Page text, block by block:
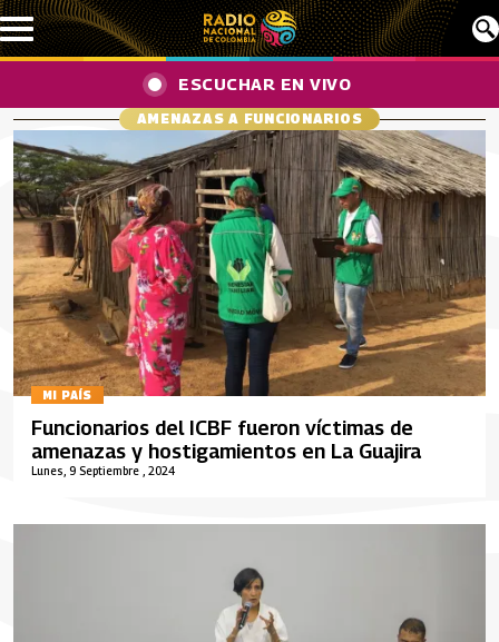
Pasar al contenido principal
ESCUCHAR EN VIVO
AMENAZAS A FUNCIONARIOS
MI PAÍS
Lunes, 9 Septiembre , 2024
Funcionarios del ICBF fueron víctimas de
amenazas y hostigamientos en La Guajira